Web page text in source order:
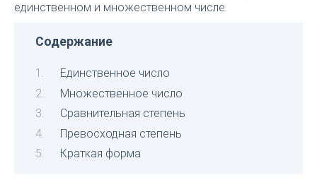
единственном и множественном числе.
Содержание
Единственное число
Множественное число
Сравнительная степень
Превосходная степень
Краткая форма